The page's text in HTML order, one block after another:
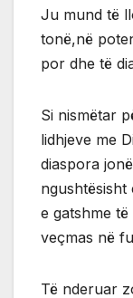
Ju mund të
tonë,në
por dhe të
Si nismëtar
lidhjeve me
diaspora
ngushtësisht
e gatshme
veçmas në
Të nderuar